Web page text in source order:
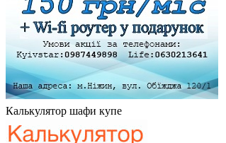
Калькулятор шафи купе